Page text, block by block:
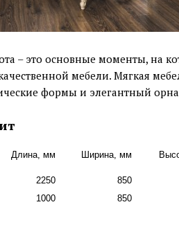
– это основные моменты, на
мебели. Мягкая
формы и элегантный
Длина, мм Ширина, мм
2250
850
1000 850